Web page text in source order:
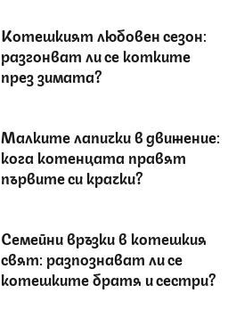
Котешкият любовен сезон:
разгонват ли се котките
през зимата?
Малките лапички в движение:
кога котенцата правят
първите си крачки?
Семейни връзки в котешкия
свят: разпознават ли се
котешките братя и сестри?